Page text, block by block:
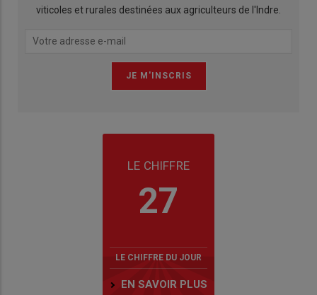
viticoles et rurales destinées aux agriculteurs de l'Indre.
LE CHIFFRE
27
LE CHIFFRE DU JOUR
EN SAVOIR PLUS